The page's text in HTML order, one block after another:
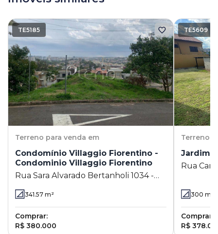
TE5185
Terreno para venda em
Condomínio Villaggio Fiorentino -
Condominio Villaggio Fiorentino
Rua Sara Alvarado Bertanholi 1034 -
Condominio Villaggio Fiorentino -
Valinhos - SP
341.57 m²
Comprar:
R$ 380.000
TE5609
Terreno
Jardim
Rua
300 m²
Comprar:
R$